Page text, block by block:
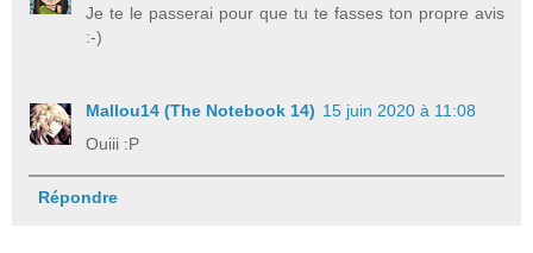
Je te le passerai pour que tu te fasses ton propre avis
:-)
Mallou14 (The Notebook 14) 15 juin 2020 à 11:08
Ouiii :P
Répondre